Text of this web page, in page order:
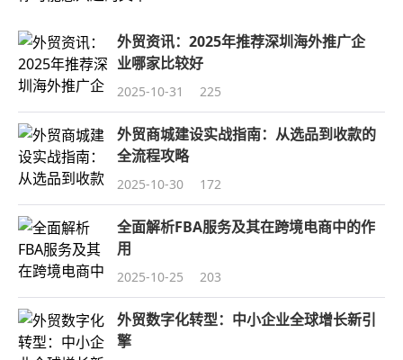
外贸资讯：2025年推荐深圳海外推广企
业哪家比较好
2025-10-31 225
外贸商城建设实战指南：从选品到收款的
全流程攻略
2025-10-30 172
全面解析FBA服务及其在跨境电商中的作
用
2025-10-25 203
外贸数字化转型：中小企业全球增长新引
擎